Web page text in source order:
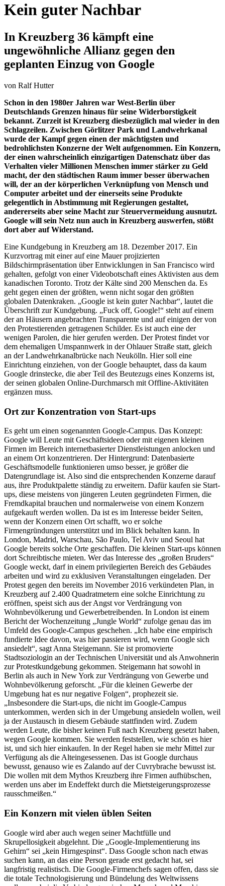
Kein guter Nachbar
In Kreuzberg 36 kämpft eine
ungewöhnliche Allianz gegen den
geplanten Einzug von Google
von Ralf Hutter
Schon in den 1980er Jahren war West-Berlin über
Deutschlands Grenzen hinaus für seine Widerborstigkeit
bekannt. Zurzeit ist Kreuzberg diesbezüglich mal wieder in den
Schlagzeilen. Zwischen Görlitzer Park und Landwehrkanal
wurde der Kampf gegen einen der mächtigsten und
bedrohlichsten Konzerne der Welt aufgenommen. Ein Konzern,
der einen wahrscheinlich einzigartigen Datenschatz über das
Verhalten vieler Millionen Menschen immer stärker zu Geld
macht, der den städtischen Raum immer besser überwachen
will, der an der körperlichen Verknüpfung von Mensch und
Computer arbeitet und der einerseits seine Produkte
gelegentlich in Abstimmung mit Regierungen gestaltet,
andererseits aber seine Macht zur Steuervermeidung ausnutzt.
Google will sein Netz nun auch in Kreuzberg auswerfen, stößt
dort aber auf Widerstand.
Eine Kundgebung in Kreuzberg am 18. Dezember 2017. Ein
Kurzvortrag mit einer auf eine Mauer projizierten
Bildschirmpräsentation über Entwicklungen in San Francisco wird
gehalten, gefolgt von einer Videobotschaft eines Aktivisten aus dem
kanadischen Toronto. Trotz der Kälte sind 200 Menschen da. Es
geht gegen einen der größten, wenn nicht sogar den größten
globalen Datenkraken. „Google ist kein guter Nachbar“, lautet die
Überschrift zur Kundgebung. „Fuck off, Google!“ steht auf einem
der an Häusern angebrachten Transparente und auf einigen der von
den Protestierenden getragenen Schilder. Es ist auch eine der
wenigen Parolen, die hier gerufen werden. Der Protest findet vor
dem ehemaligen Umspannwerk in der Ohlauer Straße statt, gleich
an der Landwehrkanalbrücke nach Neukölln. Hier soll eine
Einrichtung einziehen, von der Google behauptet, dass da kaum
Google drinstecke, die aber Teil des Beutezugs eines Konzerns ist,
der seinen globalen Online-Durchmarsch mit Offline-Aktivitäten
ergänzen muss.
Ort zur Konzentration von Start-ups
Es geht um einen sogenannten Google-Campus. Das Konzept:
Google will Leute mit Geschäftsideen oder mit eigenen kleinen
Firmen im Bereich internetbasierter Dienstleistungen anlocken und
an einem Ort konzentrieren. Der Hintergrund: Datenbasierte
Geschäftsmodelle funktionieren umso besser, je größer die
Datengrundlage ist. Also sind die entsprechenden Konzerne darauf
aus, ihre Produktpalette ständig zu erweitern. Dafür kaufen sie Start-
ups, diese meistens von jüngeren Leuten gegründeten Firmen, die
Fremdkapital brauchen und normalerweise von einem Konzern
aufgekauft werden wollen. Da ist es im Interesse beider Seiten,
wenn der Konzern einen Ort schafft, wo er solche
Firmengründungen unterstützt und im Blick behalten kann. In
London, Madrid, Warschau, São Paulo, Tel Aviv und Seoul hat
Google bereits solche Orte geschaffen. Die kleinen Start-ups können
dort Schreibtische mieten. Wer das Interesse des „großen Bruders“
Google weckt, darf in einem privilegierten Bereich des Gebäudes
arbeiten und wird zu exklusiven Veranstaltungen eingeladen. Der
Protest gegen den bereits im November 2016 verkündeten Plan, in
Kreuzberg auf 2.400 Quadratmetern eine solche Einrichtung zu
eröffnen, speist sich aus der Angst vor Verdrängung von
Wohnbevölkerung und Gewerbetreibenden. In London ist einem
Bericht der Wochenzeitung „Jungle World“ zufolge genau das im
Umfeld des Google-Campus geschehen. „Ich habe eine empirisch
fundierte Idee davon, was hier passieren wird, wenn Google sich
ansiedelt“, sagt Anna Steigemann. Sie ist promovierte
Stadtsoziologin an der Technischen Universität und als Anwohnerin
zur Protestkundgebung gekommen. Steigemann hat sowohl in
Berlin als auch in New York zur Verdrängung von Gewerbe und
Wohnbevölkerung geforscht. „Für die kleinen Gewerbe der
Umgebung hat es nur negative Folgen“, prophezeit sie.
„Insbesondere die Start-ups, die nicht im Google-Campus
unterkommen, werden sich in der Umgebung ansiedeln wollen, weil
ja der Austausch in diesem Gebäude stattfinden wird. Zudem
werden Leute, die bisher keinen Fuß nach Kreuzberg gesetzt haben,
wegen Google kommen. Sie werden feststellen, wie schön es hier
ist, und sich hier einkaufen. In der Regel haben sie mehr Mittel zur
Verfügung als die Alteingesessenen. Das ist Google durchaus
bewusst, genauso wie es Zalando auf der Cuvrybrache bewusst ist.
Die wollen mit dem Mythos Kreuzberg ihre Firmen aufhübschen,
werden uns aber im Endeffekt durch die Mietsteigerungsprozesse
rausschmeißen.“
Ein Konzern mit vielen üblen Seiten
Google wird aber auch wegen seiner Machtfülle und
Skrupellosigkeit abgelehnt. Die „Google-Implementierung ins
Gehirn“ sei „kein Hirngespinst“. Dass Google schon nach etwas
suchen kann, an das eine Person gerade erst gedacht hat, sei
langfristig realistisch. Die Google-Firmenchefs sagen offen, dass sie
die totale Technologisierung und Bündelung des Weltwissens